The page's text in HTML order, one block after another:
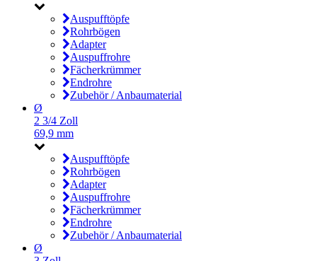
Auspufftöpfe
Rohrbögen
Adapter
Auspuffrohre
Fächerkrümmer
Endrohre
Zubehör / Anbaumaterial
Ø
2 3/4 Zoll
69,9 mm
Auspufftöpfe
Rohrbögen
Adapter
Auspuffrohre
Fächerkrümmer
Endrohre
Zubehör / Anbaumaterial
Ø